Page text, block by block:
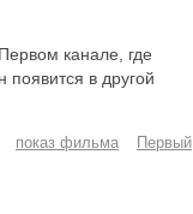
канале, где
в другой
показ фильма
Первый